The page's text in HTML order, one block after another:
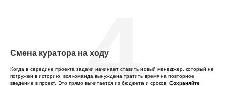
Смена куратора на ходу
Когда в середине проекта задачи начинает ставить новый менеджер, который не
погружен в историю, вся команда вынуждена тратить время на повторное
введение в проект. Это прямо вычитается из бюджета и сроков. Сохраняйте
4